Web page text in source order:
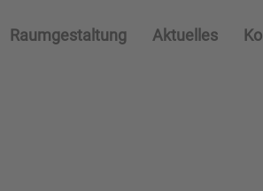
Raumgestaltung Aktuelles